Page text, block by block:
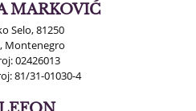
MARKOVIĆ
Selo, 81250
Montenegro
02426013
81/31-01030-4